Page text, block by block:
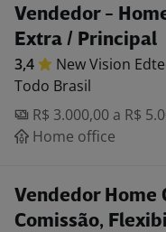
Vendedor -
Extra / Principal
3,4 New Vision
Todo Brasil
R$ 3.000,00 a R$
Home office
Vendedor Home
Comissão,